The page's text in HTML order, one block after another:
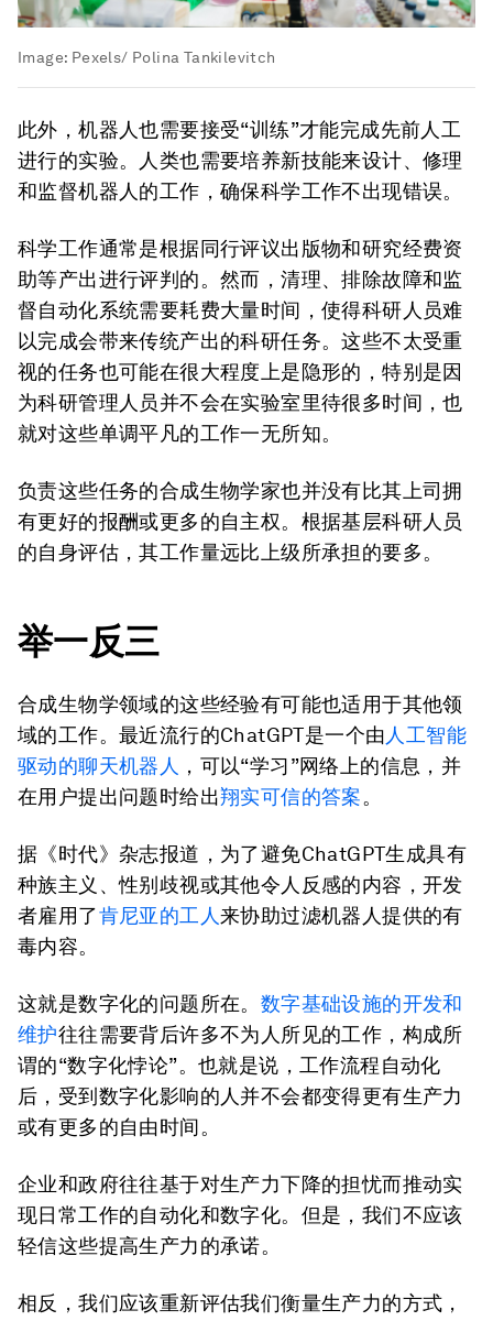
Image: Pexels/ Polina Tankilevitch
此外，机器人也需要接受“训练”才能完成先前人工
进行的实验。人类也需要培养新技能来设计、修理
和监督机器人的工作，确保科学工作不出现错误。
科学工作通常是根据同行评议出版物和研究经费资
助等产出进行评判的。然而，清理、排除故障和监
督自动化系统需要耗费大量时间，使得科研人员难
以完成会带来传统产出的科研任务。这些不太受重
视的任务也可能在很大程度上是隐形的，特别是因
为科研管理人员并不会在实验室里待很多时间，也
就对这些单调平凡的工作一无所知。
负责这些任务的合成生物学家也并没有比其上司拥
有更好的报酬或更多的自主权。根据基层科研人员
的自身评估，其工作量远比上级所承担的要多。
举一反三
合成生物学领域的这些经验有可能也适用于其他领
域的工作。最近流行的ChatGPT是一个由人工智能
驱动的聊天机器人 ，可以“学习”网络上的信息，并
在用户提出问题时给出翔实可信的答案。
据《时代》杂志报道，为了避免ChatGPT生成具有
种族主义、性别歧视或其他令人反感的内容，开发
者雇用了肯尼亚的工人来协助过滤机器人提供的有
毒内容。
这就是数字化的问题所在。 数字基础设施的开发和
维护往往需要背后许多不为人所见的工作，构成所
谓的“数字化悖论”。也就是说，工作流程自动化
后，受到数字化影响的人并不会都变得更有生产力
或有更多的自由时间。
企业和政府往往基于对生产力下降的担忧而推动实
现日常工作的自动化和数字化。但是，我们不应该
轻信这些提高生产力的承诺。
相反，我们应该重新评估我们衡量生产力的方式，